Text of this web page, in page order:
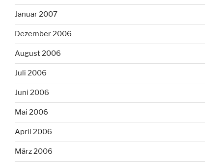
Januar 2007
Dezember 2006
August 2006
Juli 2006
Juni 2006
Mai 2006
April 2006
März 2006